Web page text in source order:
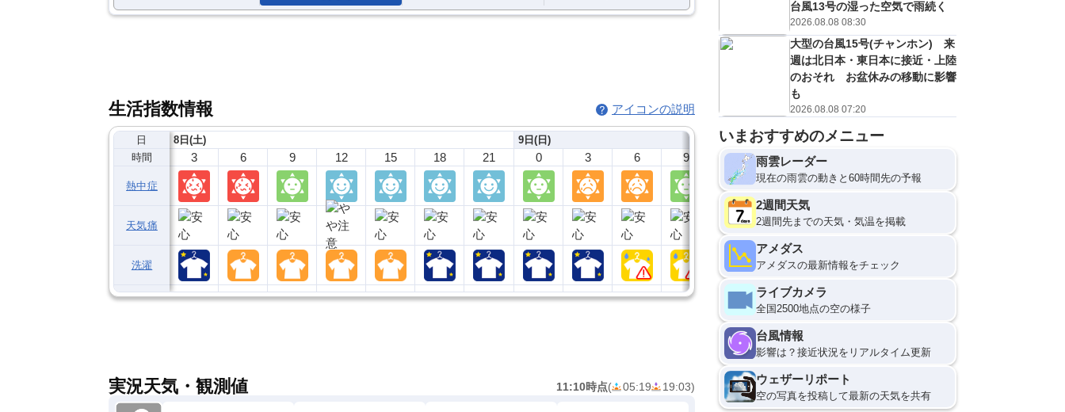
生活指数情報 アイコンの説明
日
時間
熱中症
天気痛
洗濯
8日(土)
3 6 9 12 15 18 21
9日(日)
0 3 6 9 12
実況天気・観測値 11:10時点( 05:19 19:03)
台風13号の湿った空気で雨続く
2026.08.08 08:30
大型の台風15号(チャンホン) 来
週は北日本・東日本に接近・上陸
のおそれ お盆休みの移動に影響
も
2026.08.08 07:20
いまおすすめのメニュー
雨雲レーダー
現在の雨雲の動きと60時間先の予報
2週間天気
2週間先までの天気・気温を掲載
アメダス
アメダスの最新情報をチェック
ライブカメラ
全国2500地点の空の様子
台風情報
影響は？接近状況をリアルタイム更新
ウェザーリポート
空の写真を投稿して最新の天気を共有